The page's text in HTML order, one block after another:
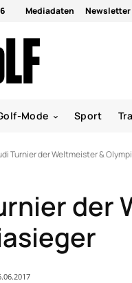
Mediadaten Newsletter
Mode Sport
Turnier der Weltmeister &
der